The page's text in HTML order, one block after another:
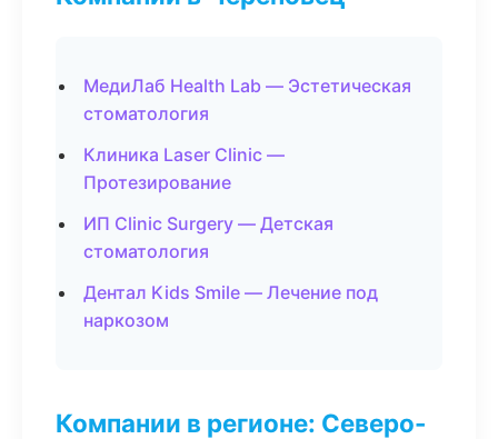
МедиЛаб Health Lab — Эстетическая
стоматология
Клиника Laser Clinic —
Протезирование
ИП Clinic Surgery — Детская
стоматология
Дентал Kids Smile — Лечение под
наркозом
Компании в регионе: Северо-